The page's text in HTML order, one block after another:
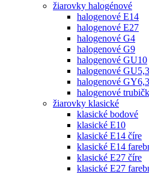
žiarovky halogénové
halogenové E14
halogenové E27
halogenové G4
halogenové G9
halogenové GU10
halogenové
halogenové
halogenové
žiarovky klasické
klasické bodové
klasické E10
klasické E14 číre
klasické E14
klasické E27 číre
klasické E27